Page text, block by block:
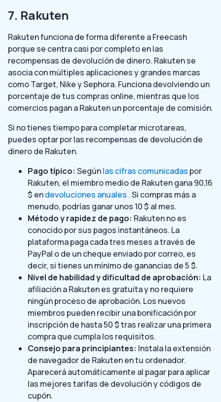
7. Rakuten
Rakuten funciona de forma diferente a Freecash
porque se centra casi por completo en las
recompensas de devolución de dinero. Rakuten se
asocia con múltiples aplicaciones y grandes marcas
como Target, Nike y Sephora. Funciona devolviendo un
porcentaje de tus compras online, mientras que los
comercios pagan a Rakuten un porcentaje de comisión.
Si no tienes tiempo para completar microtareas,
puedes optar por las recompensas de devolución de
dinero de Rakuten.
Pago típico: Segúnlas cifras comunicadas por
Rakuten, el miembro medio de Rakuten gana 90,16
$ endevoluciones anuales .Si compras más a
menudo, podrías ganar unos 10 $ al mes.
Método y rapidez de pago: Rakuten no es
conocido por sus pagos instantáneos. La
plataforma paga cada tres meses a través de
PayPal o de un cheque enviado por correo, es
decir, si tienes un mínimo de ganancias de 5 $.
Nivel de habilidad y dificultad de aprobación: La
afiliación a Rakuten es gratuita y no requiere
ningún proceso de aprobación. Los nuevos
miembros pueden recibir una bonificación por
inscripción de hasta 50 $ tras realizar una primera
compra que cumpla los requisitos.
Consejo para principiantes: Instala la extensión
de navegador de Rakuten en tu ordenador.
Aparecerá automáticamente al pagar para aplicar
las mejores tarifas de devolución y códigos de
cupón.